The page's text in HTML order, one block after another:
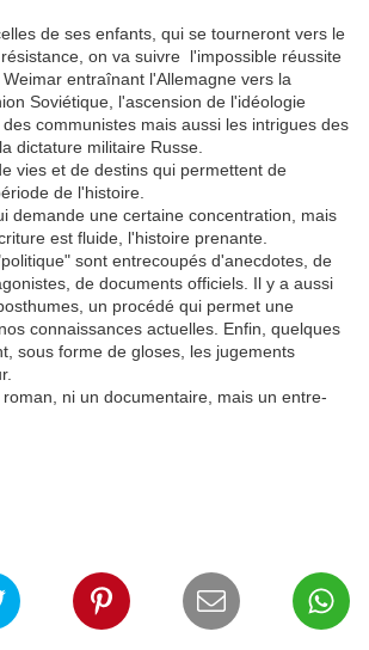
de ses enfants, qui se tourneront vers le
on va suivre l'impossible réussite
entraînant l'Allemagne vers la
Soviétique, l'ascension de l'idéologie
communistes mais aussi les intrigues des
dictature militaire Russe.
vies et de destins qui permettent de
de l'histoire.
demande une certaine concentration, mais
est fluide, l'histoire prenante.
sont entrecoupés d'anecdotes, de
de documents officiels. Il y a aussi
un procédé qui permet une
connaissances actuelles. Enfin, quelques
sous forme de gloses, les jugements
ni un documentaire, mais un entre-